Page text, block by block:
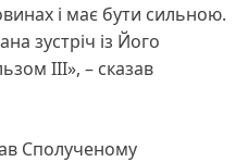
і має бути сильною.
зустріч із Його
III», – сказав
Сполученому